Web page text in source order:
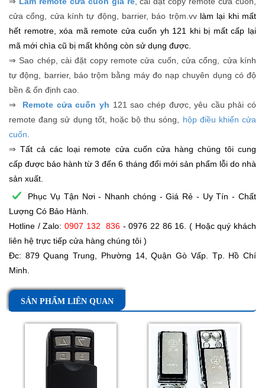
cửa cổng, cửa kính tự động, barrier, báo trộm.vvlàm lại khi mất
hết remotre, xóa mã remote cửa cuốn yh 121
khi bị mất cấp lại
mã mới chìa cũ bị mất không còn sử dụng được.
⇒ Sao chép, cài đặt copy remote cửa cuốn, cửa cổng, cửa kính
tự động, barrier, báo trộm bằng máy đo nạp chuyên dụng có độ
bền & ổn định cao.
⇒ Remote cửa cuốn yh 121 sao chép được, yêu cầu phải có
remote đang sử dụng tốt, hoặc bộ thu sóng, hộp điều khiển cửa
cuốn
⇒Tất cả các loại remote cửa cuốn cửa hàng chúng tôi cung
cấp được bảo hành từ 3 đến 6 tháng đổi mới sản phẩm lỗi do nhà
sản xuất.
Phục Vụ Tận Nơi - Nhanh chóng - Giá Rẻ - Uy Tín - Chất
Lượng Có Bảo Hành.
Hotline / Zalo: 0907 132 836 - 0976 22 86 16. ( Hoặc quý khách
liên hệ trực tiếp cửa hàng chúng tôi )
Đc: 879 Quang Trung, Phường 14, Quận Gò Vấp. Tp. Hồ Chí
Minh.
SẢN PHẨM LIÊN QUAN